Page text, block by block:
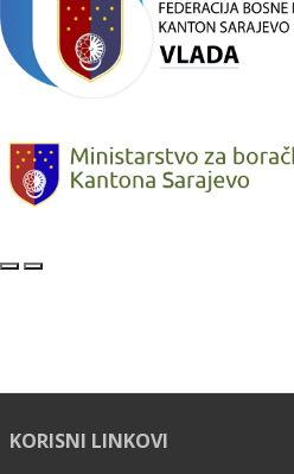
KORISNI LINKOVI